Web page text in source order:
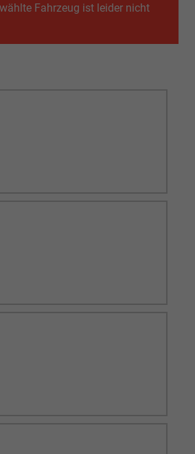
Fahrzeug ist leider nicht